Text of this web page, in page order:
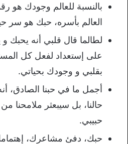
بالنسبة للعالم وجودك هو
العالم بأسره، حبك هو سر
لطالما قال قلبي أنه يحبك
على إستعداد لفعل كل
بقلبي و وجودك بحياتي.
أجمل ما في حبنا الصادق،
حالنا، بل سيبعثر ملامحنا
حبيبي.
حبك، دفئ مشاعرك،